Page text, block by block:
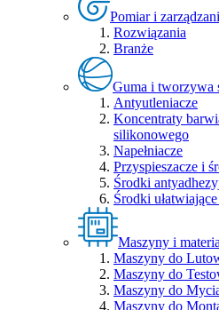
Pomiar i
Rozwiązania
Branże
Guma i tworzywa
Antyutleniacze
Koncentraty
silikonowego
Napełniacze
Przyspieszacze i
Środki
Środki
Maszyny i
Maszyny do
Maszyny do
Maszyny do
Maszyny do